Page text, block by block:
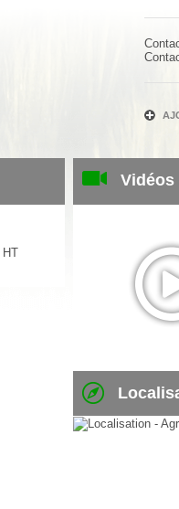
HT
Vidéos